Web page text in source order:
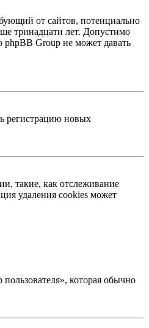
от сайтов, потенциально
тринадцати лет. Допустимо
phpBB Group не может давать
регистрацию новых
такие, как отслеживание
удаления cookies может
которая обычно